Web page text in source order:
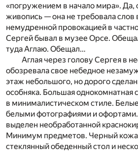
«погружением в начало мира». Да,
живопись — она не требовала слов
немудренной провокацией в
Сергей бывал в музее Орсе.
туда Аглаю. Обещал…
Аглая через голову Сергея в
обозревала свое небедное
этаж небольшого, но дорого
особняка. Большая однокомнатная
в минималистическом стиле.
белыми фотографиями и офортами.
выделен необработанной
Минимум предметов. Черный
стеклянный обеденный стол и